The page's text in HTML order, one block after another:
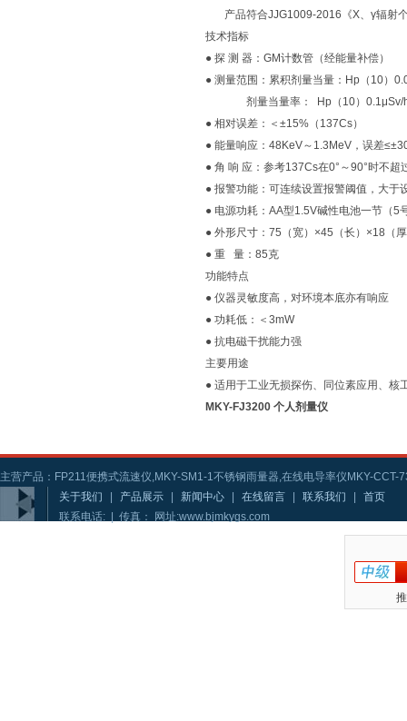
产品符合JJG1009-2016《X、γ辐射个
技术指标
● 探 测 器：GM计数管（经能量补偿）
● 测量范围：累积剂量当量：Hp（10）
剂量当量率： Hp（10）0.1μSv/h
● 相对误差：＜±15%（137Cs）
● 能量响应：48KeV～1.3MeV，误差
● 角 响 应：参考137Cs在0°～90°时不
● 报警功能：可连续设置报警阈值，大
● 电源功耗：AA型1.5V碱性电池一节（5
● 外形尺寸：75（宽）×45（长）×18（
● 重 量：85克
功能特点
● 仪器灵敏度高，对环境本底亦有响应
● 功耗低：＜3mW
● 抗电磁干扰能力强
主要用途
● 适用于工业无损探伤、同位素应用、核
MKY-FJ3200 个人剂量仪
主营产品：FP211便携式流速仪,MKY-SM1-1不锈钢雨量器,在线电导率仪MKY-CCT-
关于我们
产品展示 新闻中心 在线留言 联系我们
首页
联系电话: | 传真： 网址:www.bjmkygs.com